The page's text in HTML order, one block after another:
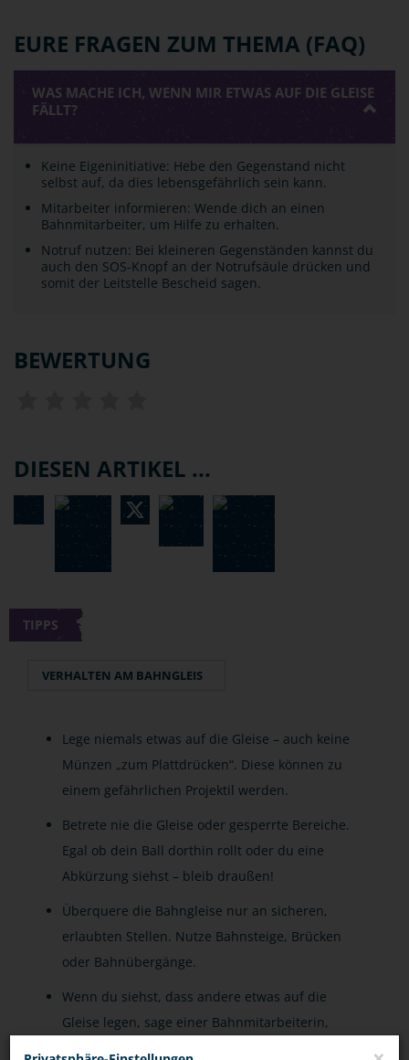
EURE FRAGEN ZUM THEMA (FAQ)
WAS MACHE ICH, WENN MIR ETWAS AUF DIE GLEISE
FÄLLT?
Keine Eigeninitiative: Hebe den Gegenstand nicht
selbst auf, da dies lebensgefährlich sein kann.
Mitarbeiter informieren: Wende dich an einen
Bahnmitarbeiter, um Hilfe zu erhalten.
Notruf nutzen: Bei kleineren Gegenständen kannst du
auch den SOS-Knopf an der Notrufsäule drücken und
somit der Leitstelle Bescheid sagen.
BEWERTUNG
DIESEN ARTIKEL ...
TIPPS
VERHALTEN AM BAHNGLEIS
Lege niemals etwas auf die Gleise – auch keine
Münzen „zum Plattdrücken“. Diese können zu
einem gefährlichen Projektil werden.
Betrete nie die Gleise oder gesperrte Bereiche.
Egal ob dein Ball dorthin rollt oder du eine
Abkürzung siehst – bleib draußen!
Überquere die Bahngleise nur an sicheren,
erlaubten Stellen. Nutze Bahnsteige, Brücken
oder Bahnübergänge.
Wenn du siehst, dass andere etwas auf die
Gleise legen, sage einer Bahnmitarbeiterin,